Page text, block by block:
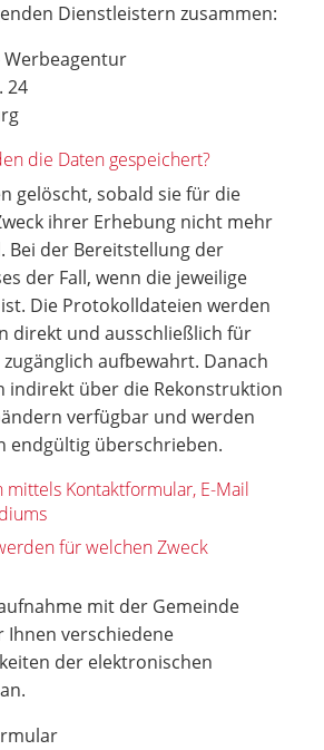
Dienstleistern zusammen:
24
die Daten gespeichert?
gelöscht, sobald sie für die
ihrer Erhebung nicht mehr
Bei der Bereitstellung der
der Fall, wenn die jeweilige
Die Protokolldateien werden
direkt und ausschließlich für
aufbewahrt. Danach
indirekt über die Rekonstruktion
verfügbar und werden
endgültig überschrieben.
mittels Kontaktformular, E-Mail
für welchen Zweck
mit der Gemeinde
Ihnen verschiedene
der elektronischen